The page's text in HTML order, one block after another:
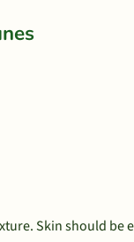
Skin should